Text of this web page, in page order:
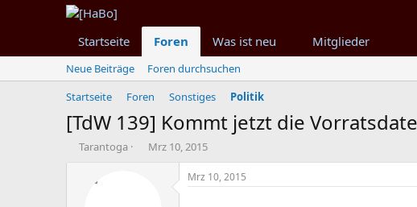
Startseite Foren Was ist neu Mitglieder
Neue Beiträge
Foren durchsuchen
Startseite
Foren Sonstiges Politik
[TdW 139] Kommt jetzt die
T
Tarantoga
B
Mrz 10, 2015
Mrz 10, 2015